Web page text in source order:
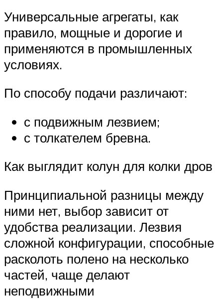
Универсальные агрегаты, как
правило, мощные и дорогие и
применяются в промышленных
условиях.
По способу подачи различают:
с подвижным лезвием;
с толкателем бревна.
Как выглядит колун для колки дров
Принципиальной разницы между
ними нет, выбор зависит от
удобства реализации. Лезвия
сложной конфигурации, способные
расколоть полено на несколько
частей, чаще делают
неподвижными